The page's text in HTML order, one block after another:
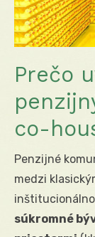
Prečo
co-
Penzijné
medzi
súkromné